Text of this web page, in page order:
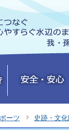
ーツ 史跡・文